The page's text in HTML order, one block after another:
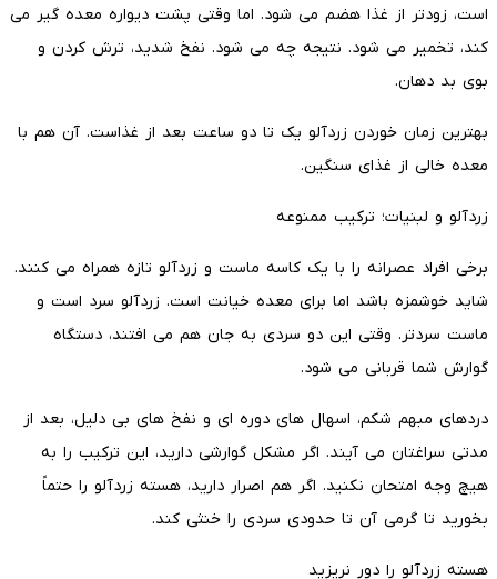
است، زودتر از غذا هضم می شود. اما وقتی پشت دیواره معده گیر می
کند، تخمیر می شود. نتیجه چه می شود. نفخ شدید، ترش کردن و
بوی بد دهان.
بهترین زمان خوردن زردآلو یک تا دو ساعت بعد از غذاست. آن هم با
معده خالی از غذای سنگین.
زردآلو و لبنیات؛ ترکیب ممنوعه
برخی افراد عصرانه را با یک کاسه ماست و زردآلو تازه همراه می کنند.
شاید خوشمزه باشد اما برای معده خیانت است. زردآلو سرد است و
ماست سردتر. وقتی این دو سردی به جان هم می افتند، دستگاه
گوارش شما قربانی می شود.
دردهای مبهم شکم، اسهال های دوره ای و نفخ های بی دلیل، بعد از
مدتی سراغتان می آیند. اگر مشکل گوارشی دارید، این ترکیب را به
هیچ وجه امتحان نکنید. اگر هم اصرار دارید، هسته زردآلو را حتماً
بخورید تا گرمی آن تا حدودی سردی را خنثی کند.
هسته زردآلو را دور نریزید